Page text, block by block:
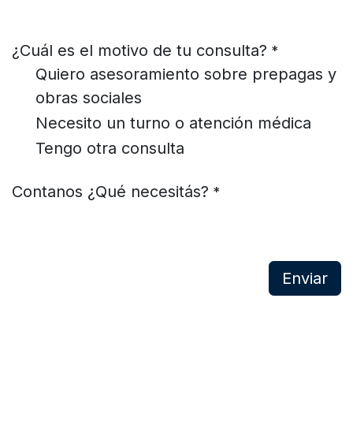
¿Cuál es el motivo de tu consulta? *
Quiero asesoramiento sobre prepagas y
obras sociales
Necesito un turno o atención médica
Tengo otra consulta
Contanos ¿Qué necesitás? *
Enviar